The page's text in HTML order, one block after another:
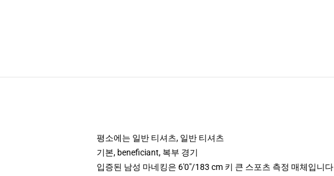
평소에는 일반 티셔츠, 일반 티셔츠
기본, beneficiant, 복부 경기
입증된 남성 마네킹은 6'0"/183 cm 키 큰 스포츠 측정 매체입니다